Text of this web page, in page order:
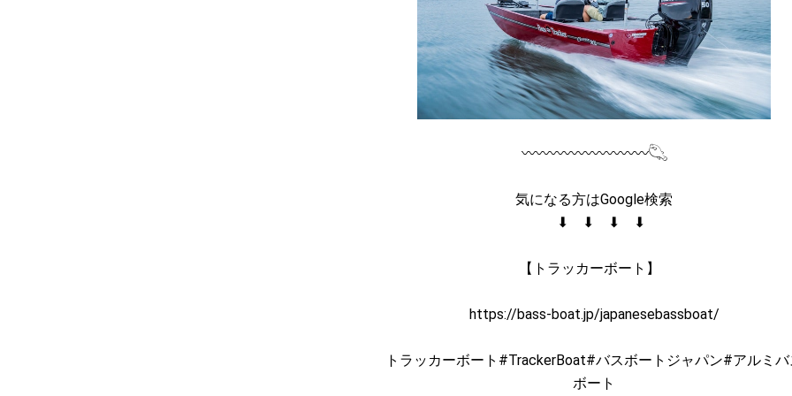
〰〰〰〰〰〰〰〰〰𓆡
気になる方はGoogle検索
⬇︎ ⬇︎ ⬇︎ ⬇︎
【トラッカーボート】
https://bass-boat.jp/japanesebassboat/
トラッカーボート#TrackerBoat#バスボートジャパン#アルミバ
ボート